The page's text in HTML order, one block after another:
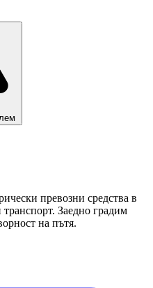
превозни средства в
транспорт. Заедно градим
на пътя.